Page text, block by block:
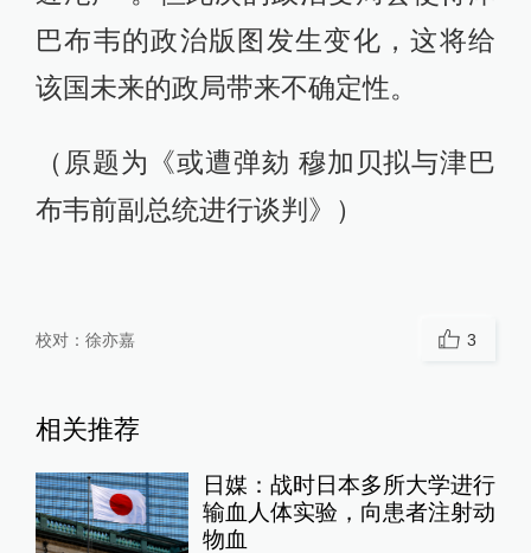
巴布韦的政治版图发生变化，这将给
该国未来的政局带来不确定性。
（原题为《或遭弹劾 穆加贝拟与津巴
布韦前副总统进行谈判》）
校对： 徐亦嘉 3
相关推荐
日媒：战时日本多所大学进行
输血人体实验，向患者注射动
物血